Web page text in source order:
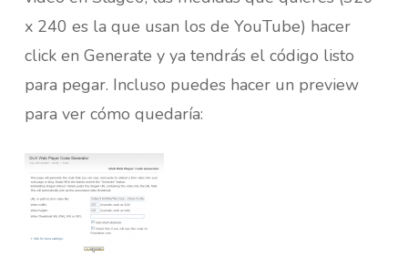
x 240 es la que usan los de YouTube) hacer
click en Generate y ya tendrás el código listo
para pegar. Incluso puedes hacer un preview
para ver cómo quedaría: